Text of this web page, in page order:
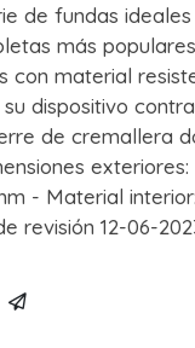
de fundas
más
con material
dispositivo
de cremallera
- Material
revisión 12-06-